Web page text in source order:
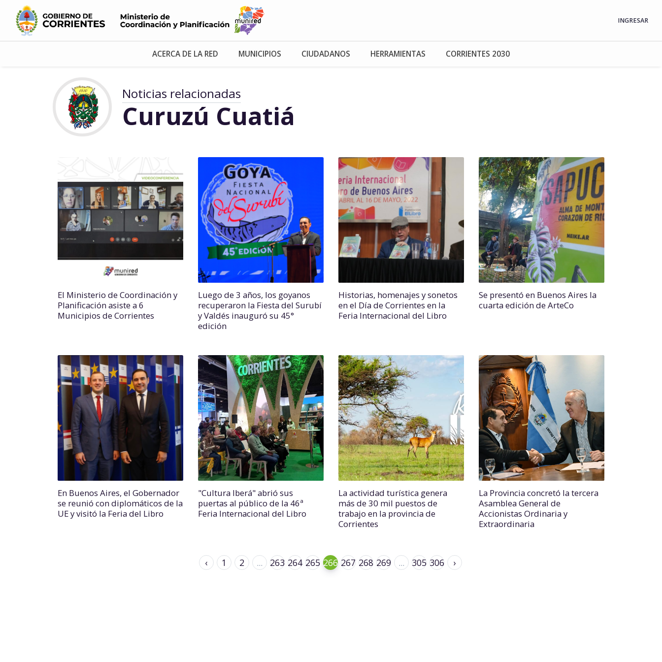
INGRESAR
ACERCA DE LA RED MUNICIPIOS CIUDADANOS HERRAMIENTAS CORRIENTES 2030
Noticias relacionadas
Curuzú Cuatiá
El Ministerio de Coordinación y
Planificación asiste a 6
Municipios de Corrientes
Luego de 3 años, los goyanos
recuperaron la Fiesta del Surubí
y Valdés inauguró su 45°
edición
Historias, homenajes y sonetos
en el Día de Corrientes en la
Feria Internacional del Libro
Se presentó en Buenos Aires la
cuarta edición de ArteCo
En Buenos Aires, el Gobernador
se reunió con diplomáticos de la
UE y visitó la Feria del Libro
"Cultura Iberá" abrió sus
puertas al público de la 46ª
Feria Internacional del Libro
La actividad turística genera
más de 30 mil puestos de
trabajo en la provincia de
Corrientes
La Provincia concretó la tercera
Asamblea General de
Accionistas Ordinaria y
Extraordinaria
‹ 1 2 ... 263 264 265 266 267 268 269 ... 305 306 ›